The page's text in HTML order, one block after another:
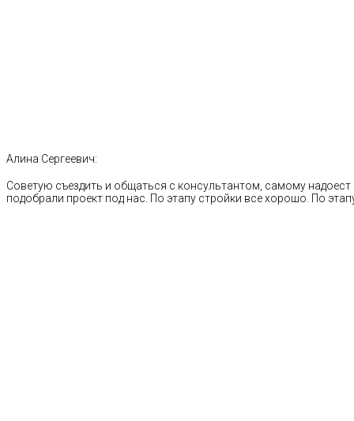
Алина Сергеевич:
Советую съездить и общаться с консультантом, самому
подобрали проект под нас. По этапу стройки все хорошо. По